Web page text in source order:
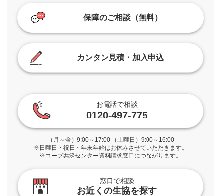
保障のご相談（無料）
カンタン見積・加入申込
お電話で相談
0120-497-775
（月～金）9:00～17:00 （土曜日）9:00～16:00
※日曜日・祝日・年末年始はお休みさせていただきます。
※コープ共済センター資料請求窓口につながります。
窓口で相談
お近くの生協を探す